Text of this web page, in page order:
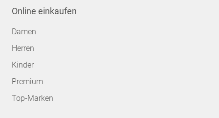
Online einkaufen
Damen
Herren
Kinder
Premium
Top-Marken